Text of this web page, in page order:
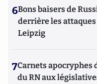
6Bons baisers de
derrière les
Leipzig
7Carnets apocryphes
du RN aux